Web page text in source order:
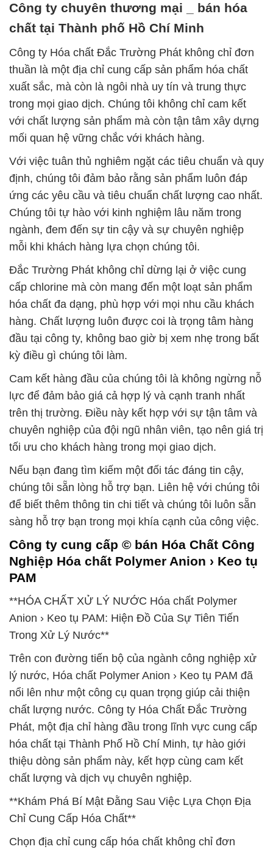
Công ty chuyên thương mại _ bán hóa
chất tại Thành phố Hồ Chí Minh
Công ty Hóa chất Đắc Trường Phát không chỉ đơn
thuần là một địa chỉ cung cấp sản phẩm hóa chất
xuất sắc, mà còn là ngôi nhà uy tín và trung thực
trong mọi giao dịch. Chúng tôi không chỉ cam kết
với chất lượng sản phẩm mà còn tận tâm xây dựng
mối quan hệ vững chắc với khách hàng.
Với việc tuân thủ nghiêm ngặt các tiêu chuẩn và quy
định, chúng tôi đảm bảo rằng sản phẩm luôn đáp
ứng các yêu cầu và tiêu chuẩn chất lượng cao nhất.
Chúng tôi tự hào với kinh nghiệm lâu năm trong
ngành, đem đến sự tin cậy và sự chuyên nghiệp
mỗi khi khách hàng lựa chọn chúng tôi.
Đắc Trường Phát không chỉ dừng lại ở việc cung
cấp chlorine mà còn mang đến một loạt sản phẩm
hóa chất đa dạng, phù hợp với mọi nhu cầu khách
hàng. Chất lượng luôn được coi là trọng tâm hàng
đầu tại công ty, không bao giờ bị xem nhẹ trong bất
kỳ điều gì chúng tôi làm.
Cam kết hàng đầu của chúng tôi là không ngừng nỗ
lực để đảm bảo giá cả hợp lý và cạnh tranh nhất
trên thị trường. Điều này kết hợp với sự tận tâm và
chuyên nghiệp của đội ngũ nhân viên, tạo nên giá trị
tối ưu cho khách hàng trong mọi giao dịch.
Nếu bạn đang tìm kiếm một đối tác đáng tin cậy,
chúng tôi sẵn lòng hỗ trợ bạn. Liên hệ với chúng tôi
để biết thêm thông tin chi tiết và chúng tôi luôn sẵn
sàng hỗ trợ bạn trong mọi khía cạnh của công việc.
Công ty cung cấp © bán Hóa Chất Công
Nghiệp Hóa chất Polymer Anion › Keo tụ
PAM
**HÓA CHẤT XỬ LÝ NƯỚC Hóa chất Polymer
Anion › Keo tụ PAM: Hiện Đồ Của Sự Tiên Tiến
Trong Xử Lý Nước**
Trên con đường tiến bộ của ngành công nghiệp xử
lý nước, Hóa chất Polymer Anion › Keo tụ PAM đã
nổi lên như một công cụ quan trọng giúp cải thiện
chất lượng nước. Công ty Hóa Chất Đắc Trường
Phát, một địa chỉ hàng đầu trong lĩnh vực cung cấp
hóa chất tại Thành Phố Hồ Chí Minh, tự hào giới
thiệu dòng sản phẩm này, kết hợp cùng cam kết
chất lượng và dịch vụ chuyên nghiệp.
**Khám Phá Bí Mật Đằng Sau Việc Lựa Chọn Địa
Chỉ Cung Cấp Hóa Chất**
Chọn địa chỉ cung cấp hóa chất không chỉ đơn